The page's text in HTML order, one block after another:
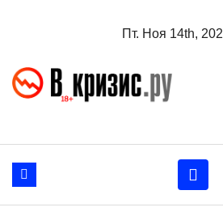
Пт. Ноя 14th,